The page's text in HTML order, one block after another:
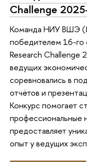
Challenge
Команда НИУ ВШЭ
победителем 16-го
Research Challenge
ведущих
соревновались в
отчётов и
Конкурс помогает
профессиональные
предоставляет
опыт у ведущих